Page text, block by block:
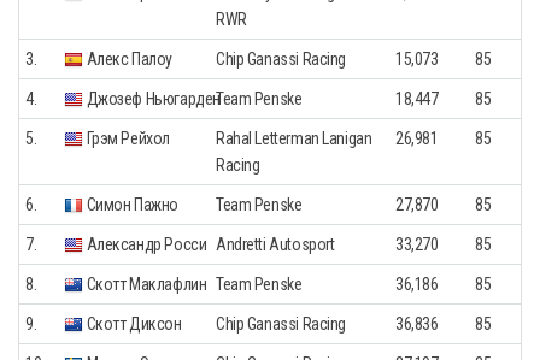
RWR
3. Алекс Палоу Chip Ganassi Racing 15,073 85
4. Джозеф НьюгарденTeam Penske 18,447 85
5. Грэм Рейхол
Rahal Letterman Lanigan
Racing
26,981 85
6. Симон Пажно Team Penske 27,870 85
7. Александр Росси Andretti Autosport 33,270 85
8. Скотт Маклафлин Team Penske 36,186 85
9. Скотт Диксон Chip Ganassi Racing 36,836 85